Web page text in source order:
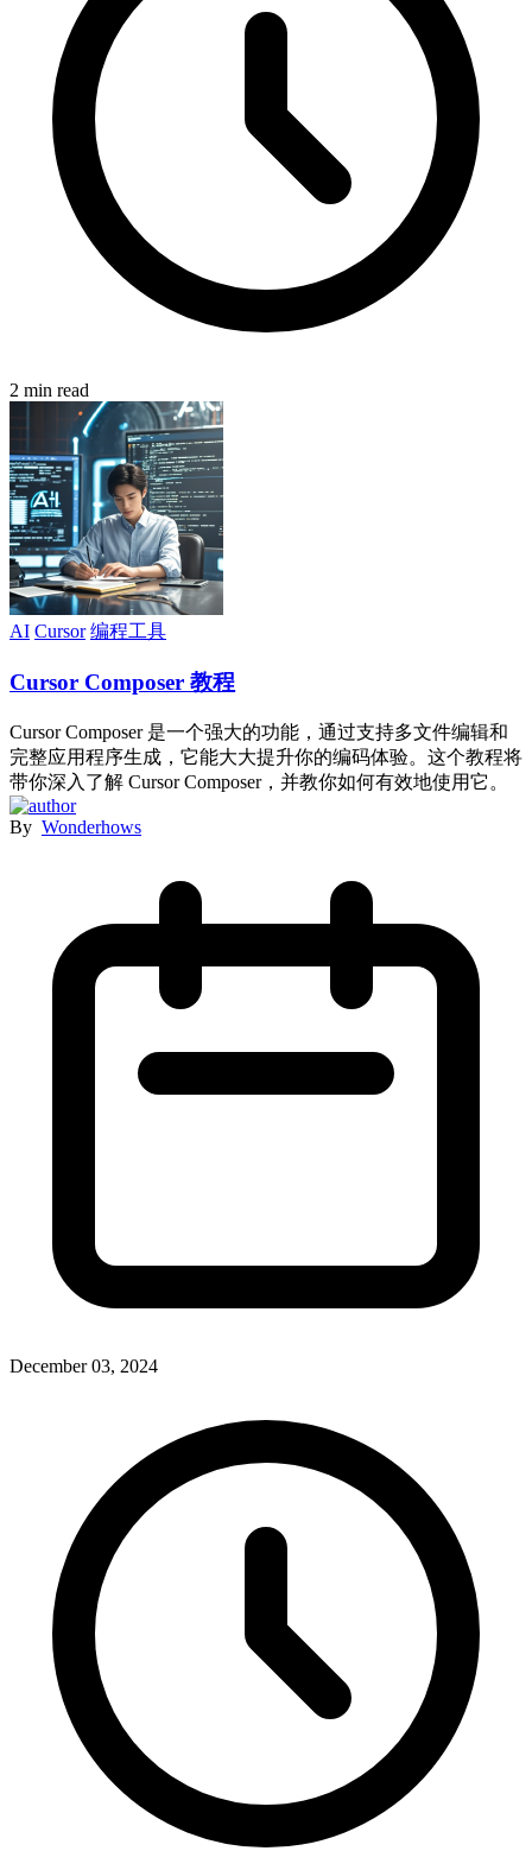
2 min read
AI Cursor 编程工具
Cursor Composer 教程
Cursor Composer 是一个强大的功能，通过支持多文件编辑和
完整应用程序生成，它能大大提升你的编码体验。这个教程将
带你深入了解 Cursor Composer，并教你如何有效地使用它。
By Wonderhows
December 03, 2024